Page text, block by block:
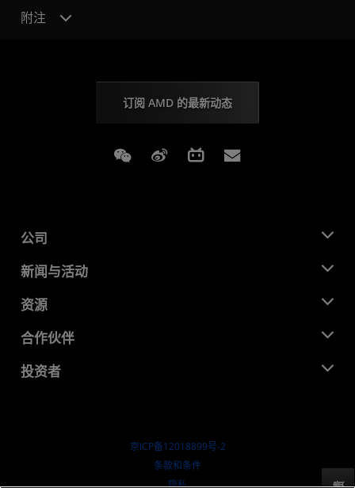
附注
订阅 AMD 的最新动态
Weixin Weibo Bilibili
公司
关于 AMD
企业责任
就业机会
联系我们
新闻与活动
新闻中心
媒体库
资源
开发中心
成功案例
合作伙伴
AMD 合作伙伴中心
投资者
SEC 报告
京ICP备12018899号-2
​条款和条件
隐私